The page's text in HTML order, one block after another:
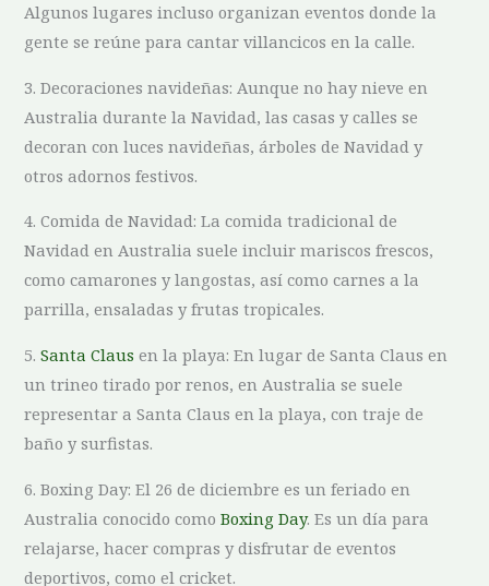
Algunos lugares incluso organizan ⁣eventos donde la
gente se reúne para cantar⁣ villancicos ⁤en la calle.
3. Decoraciones navideñas: Aunque no hay nieve en
Australia durante la ​Navidad, las casas y calles se
decoran con luces⁣ navideñas, árboles de Navidad y
‍otros adornos ⁢festivos.
4. Comida de‍ Navidad: La comida tradicional de
Navidad en ​Australia suele incluir mariscos frescos,
como camarones y⁤ langostas, así como carnes a la
parrilla, ensaladas ⁣y frutas tropicales.
5.Santa Claus en la playa: En ⁢lugar de Santa⁣ Claus en
un trineo tirado por renos, en Australia se suele
representar a Santa Claus en ⁢la playa, con traje de
baño y surfistas.
6. Boxing‍ Day: El 26 ⁣de diciembre es un feriado en
⁢Australia⁤ conocido ⁢comoBoxing Day. ‌Es un día ⁣para
relajarse, hacer compras y disfrutar de eventos⁤
deportivos, como el cricket.